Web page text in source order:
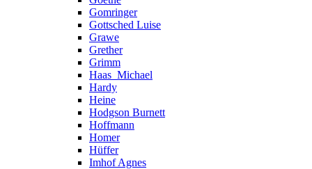
Gomringer
Gottsched Luise
Grawe
Grether
Grimm
Haas_Michael
Hardy
Heine
Hodgson Burnett
Hoffmann
Homer
Hüffer
Imhof Agnes